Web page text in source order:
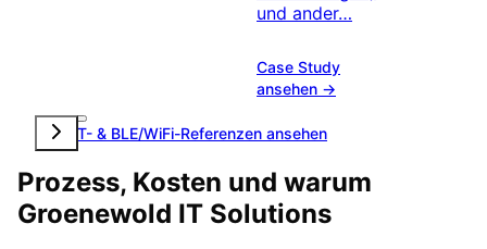
und ander…
Case Study
ansehen →
Alle IoT- & BLE/WiFi-Referenzen ansehen
Prozess, Kosten und warum
Groenewold IT Solutions